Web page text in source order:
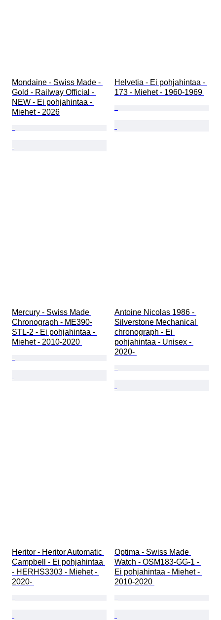
Mondaine - Swiss Made -
Gold - Railway Official -
NEW - Ei pohjahintaa -
Miehet - 2026
Helvetia - Ei pohjahintaa -
173 - Miehet - 1960-1969
Mercury - Swiss Made
Chronograph - ME390-
STL-2 - Ei pohjahintaa -
Miehet - 2010-2020
Antoine Nicolas 1986 -
Silverstone Mechanical
chronograph - Ei
pohjahintaa - Unisex -
2020-
Heritor - Heritor Automatic
Campbell - Ei pohjahintaa
- HERHS3303 - Miehet -
2020-
Optima - Swiss Made
Watch - OSM183-GG-1 -
Ei pohjahintaa - Miehet -
2010-2020